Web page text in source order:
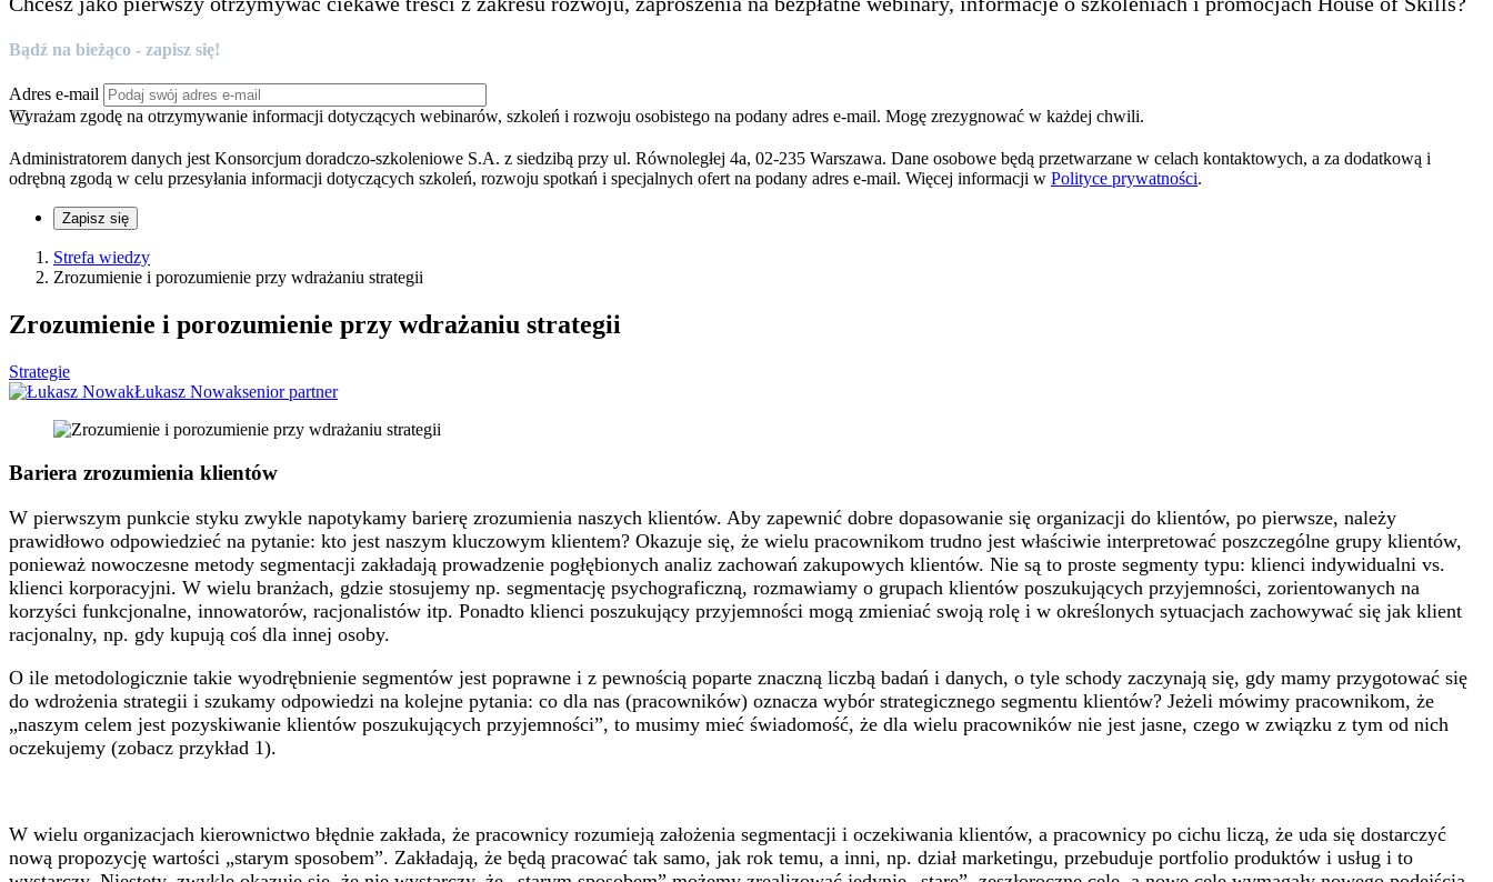
Bądź na bieżąco - zapisz się!
Adres e-mail
Wyrażam zgodę na otrzymywanie informacji dotyczących webinarów, szkoleń i rozwoju osobistego na podany adres e-mail. Mogę zrezygnować w każdej chwili.
Administratorem danych jest Konsorcjum doradczo-szkoleniowe S.A. z siedzibą przy ul. Równoległej 4a, 02-235 Warszawa. Dane osobowe będą przetwarzane w celach kontaktowych, a za dodatkową i
odrębną zgodą w celu przesyłania informacji dotyczących szkoleń, rozwoju spotkań i specjalnych ofert na podany adres e-mail. Więcej informacji w Polityce prywatności.
Zapisz się
Strefa wiedzy
Zrozumienie i porozumienie przy wdrażaniu strategii
Zrozumienie i porozumienie przy wdrażaniu strategii
Strategie
Łukasz Nowaksenior partner
Bariera zrozumienia klientów
W pierwszym punkcie styku zwykle napotykamy barierę zrozumienia naszych klientów. Aby zapewnić dobre dopasowanie się organizacji do klientów, po pierwsze, należy
prawidłowo odpowiedzieć na pytanie: kto jest naszym kluczowym klientem? Okazuje się, że wielu pracownikom trudno jest właściwie interpretować poszczególne grupy klientów,
ponieważ nowoczesne metody segmentacji zakładają prowadzenie pogłębionych analiz zachowań zakupowych klientów. Nie są to proste segmenty typu: klienci indywidualni vs.
klienci korporacyjni. W wielu branżach, gdzie stosujemy np. segmentację psychograficzną, rozmawiamy o grupach klientów poszukujących przyjemności, zorientowanych na
korzyści funkcjonalne, innowatorów, racjonalistów itp. Ponadto klienci poszukujący przyjemności mogą zmieniać swoją rolę i w określonych sytuacjach zachowywać się jak klient
racjonalny, np. gdy kupują coś dla innej osoby.
O ile metodologicznie takie wyodrębnienie segmentów jest poprawne i z pewnością poparte znaczną liczbą badań i danych, o tyle schody zaczynają się, gdy mamy przygotować się
do wdrożenia strategii i szukamy odpowiedzi na kolejne pytania: co dla nas (pracowników) oznacza wybór strategicznego segmentu klientów? Jeżeli mówimy pracownikom, że
„naszym celem jest pozyskiwanie klientów poszukujących przyjemności”, to musimy mieć świadomość, że dla wielu pracowników nie jest jasne, czego w związku z tym od nich
oczekujemy (zobacz przykład 1).
W wielu organizacjach kierownictwo błędnie zakłada, że pracownicy rozumieją założenia segmentacji i oczekiwania klientów, a pracownicy po cichu liczą, że uda się dostarczyć
nową propozycję wartości „starym sposobem”. Zakładają, że będą pracować tak samo, jak rok temu, a inni, np. dział marketingu, przebuduje portfolio produktów i usług i to